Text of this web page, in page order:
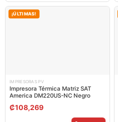
¡ÚLTIMAS!
IMPRESORAS PV
Impresora Térmica Matriz SAT
America DM220US-NC Negro
₡108,269